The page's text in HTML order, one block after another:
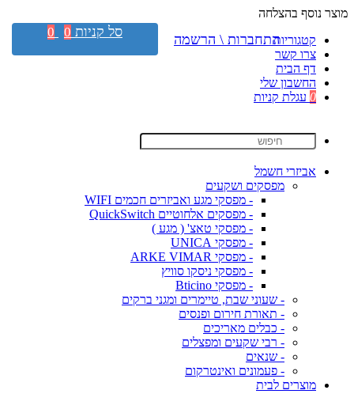
מוצר נוסף בהצלחה
קטגוריות
צרו קשר
דף הבית
החשבון שלי
0 עגלת קניות
אביזרי חשמל
מפסקים ושקעים
- מפסקי מגע ואביזרים חכמים WIFI
- מפסקים אלחוטיים QuickSwitch
- מפסקי טאצ' ( מגע )
- מפסקי UNICA
- מפסקי ARKE VIMAR
- מפסקי ניסקו סוויץ
- מפסקי Bticino
- שעוני שבת, טיימרים ומגני ברקים
- תאורת חירום ופנסים
- כבלים מאריכים
- רבי שקעים ומפצלים
- שנאים
- פעמונים ואינטרקום
מוצרים לבית
התחברות \ הרשמה סל קניות 0
0